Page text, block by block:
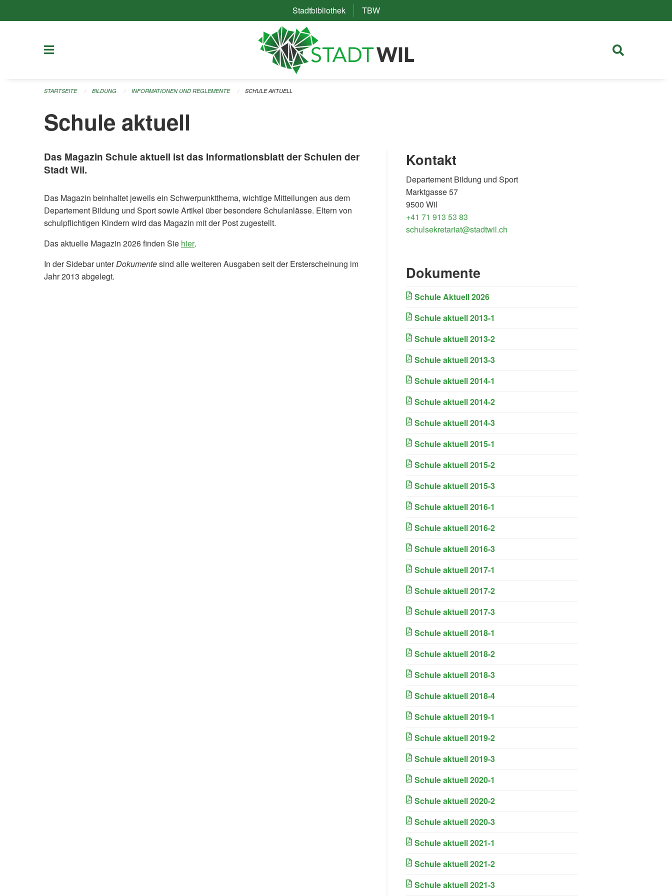
Stadtbibliothek(External Link)
TBW(External Link)
STARTSEITE BILDUNG INFORMATIONEN UND REGLEMENTE SCHULE AKTUELL
Schule aktuell
Das Magazin Schule aktuell ist das Informationsblatt der Schulen der
Stadt Wil.
Das Magazin beinhaltet jeweils ein Schwerpunktthema, wichtige Mitteilungen aus dem
Departement Bildung und Sport sowie Artikel über besondere Schulanlässe. Eltern von
schulpflichtigen Kindern wird das Magazin mit der Post zugestellt.
Das aktuelle Magazin 2026 finden Sie hier.
In der Sidebar unterDokumentesind alle weiteren Ausgaben seit der Ersterscheinung im
Jahr 2013 abgelegt.
Kontakt
Departement Bildung und Sport
Marktgasse 57
9500 Wil
+41 71 913 53 83
schulsekretariat@stadtwil.ch
Dokumente
Schule Aktuell 2026
Schule aktuell 2013-1
Schule aktuell 2013-2
Schule aktuell 2013-3
Schule aktuell 2014-1
Schule aktuell 2014-2
Schule aktuell 2014-3
Schule aktuell 2015-1
Schule aktuell 2015-2
Schule aktuell 2015-3
Schule aktuell 2016-1
Schule aktuell 2016-2
Schule aktuell 2016-3
Schule aktuell 2017-1
Schule aktuell 2017-2
Schule aktuell 2017-3
Schule aktuell 2018-1
Schule aktuell 2018-2
Schule aktuell 2018-3
Schule aktuell 2018-4
Schule aktuell 2019-1
Schule aktuell 2019-2
Schule aktuell 2019-3
Schule aktuell 2020-1
Schule aktuell 2020-2
Schule aktuell 2020-3
Schule aktuell 2021-1
Schule aktuell 2021-2
Schule aktuell 2021-3